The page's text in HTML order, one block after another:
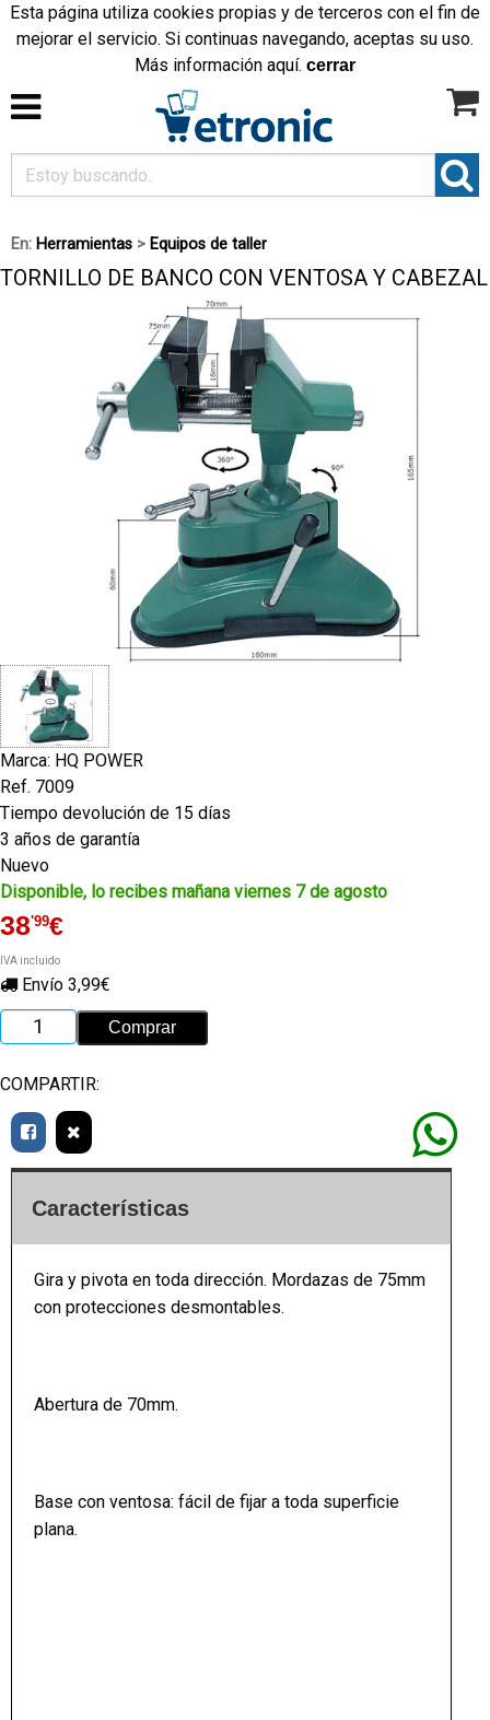
Esta página utiliza cookies propias y de terceros con el fin de
mejorar el servicio. Si continuas navegando, aceptas su uso.
Más información aquí. cerrar
En: Herramientas > Equipos de taller
TORNILLO DE BANCO CON VENTOSA Y CABEZAL
Marca: HQ POWER
Ref. 7009
Tiempo devolución de 15 días
3 años de garantía
Nuevo
Disponible, lo recibes mañana viernes 7 de agosto
38'99€
IVA incluido
Envío 3,99€
COMPARTIR:
Características
Gira y pivota en toda dirección. Mordazas de 75mm
con protecciones desmontables.
Abertura de 70mm.
Base con ventosa: fácil de fijar a toda superficie
plana.